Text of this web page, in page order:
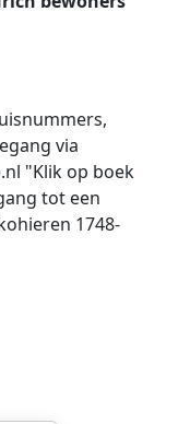
via
"Klik op boek
tot een
1748-